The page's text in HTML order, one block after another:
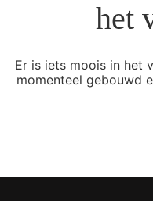
het
Er is iets moois in het
momenteel gebouwd